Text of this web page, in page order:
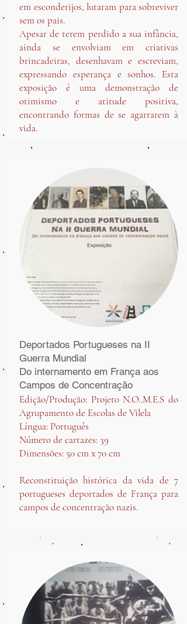
em esconderijos, lutaram para sobreviver
sem os pais.
Apesar de terem perdido a sua infância,
ainda se envolviam em criativas
brincadeiras, desenhavam e escreviam,
expressando esperança e sonhos. Esta
exposição é uma demonstração de
otimismo e atitude positiva,
encontrando formas de se agarrarem à
vida.
Deportados Portugueses na II
Guerra Mundial
Do internamento em França aos
Campos de Concentração
Edição/Produção: Projeto N.O..M.E.S do
Agrupamento de Escolas de Vilela
Língua: Português
Número de cartazes: 39
Dimensões: 50 cm x 70 cm
Reconstituição histórica da vida de 7
portugueses deportados de França para
campos de concentração nazis.